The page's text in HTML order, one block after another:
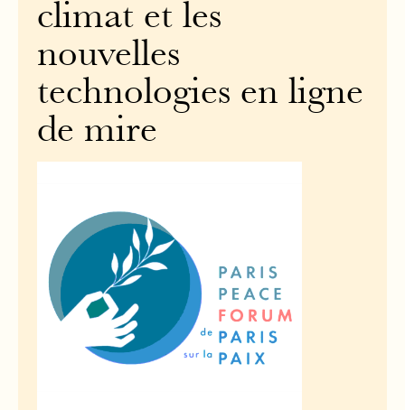
climat et les
nouvelles
technologies en ligne
de mire